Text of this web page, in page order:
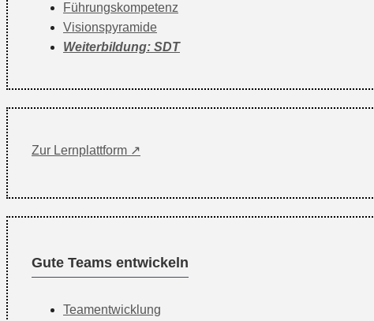
Führungskompetenz
Visionspyramide
Weiterbildung: SDT
Zur Lernplattform ↗
Gute Teams entwickeln
Teamentwicklung